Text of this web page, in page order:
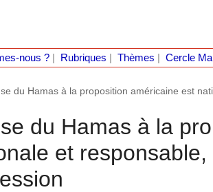
nous ?| Rubriques Thèmes Cercle
du Hamas à la proposition américaine est
du Hamas à la
et